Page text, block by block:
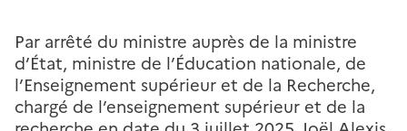
Par arrêté du ministre auprès de la ministre
d’État, ministre de l’Éducation nationale, de
l’Enseignement supérieur et de la Recherche,
chargé de l’enseignement supérieur et de la